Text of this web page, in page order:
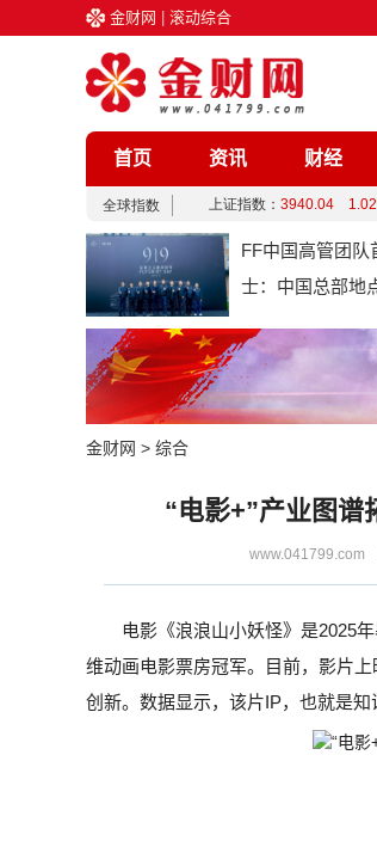
金财网 滚动综合
首页 资讯 财经
企业 文化 娱乐
FF中国高管团队
士：中国总部地
金财网 > 综合
“电影+”产业图谱
www.041799.com
电影《浪浪山小妖怪》是2025
维动画电影票房冠军。目前，影片
创新。数据显示，该片IP，也就是知